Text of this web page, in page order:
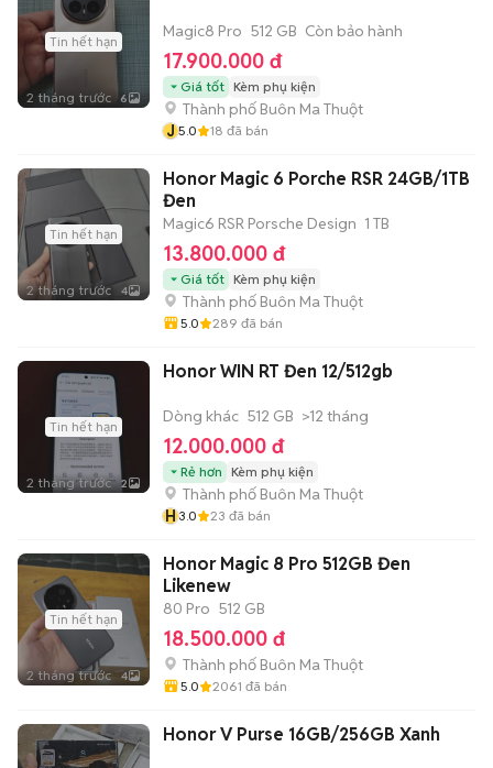
Tin hết hạn
2 tháng trước 6
Magic8 Pro 512 GB Còn bảo hành
17.900.000 đ
Giá tốt Kèm phụ kiện
Thành phố Buôn Ma Thuột
J 5.0 18 đã bán
Tin hết hạn
2 tháng trước 4
Honor Magic 6 Porche RSR 24GB/1TB
Đen
Magic6 RSR Porsche Design 1 TB
13.800.000 đ
Giá tốt Kèm phụ kiện
Thành phố Buôn Ma Thuột
5.0 289 đã bán
Tin hết hạn
2 tháng trước 2
Honor WIN RT Đen 12/512gb
Dòng khác 512 GB >12 tháng
12.000.000 đ
Rẻ hơn Kèm phụ kiện
Thành phố Buôn Ma Thuột
H3.0 23 đã bán
Tin hết hạn
2 tháng trước 4
Honor Magic 8 Pro 512GB Đen
Likenew
80 Pro 512 GB
18.500.000 đ
Thành phố Buôn Ma Thuột
5.0 2061 đã bán
Honor V Purse 16GB/256GB Xanh